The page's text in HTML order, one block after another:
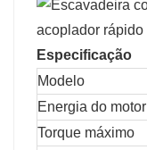
Especificação
Modelo
Energia do motor
Torque máximo